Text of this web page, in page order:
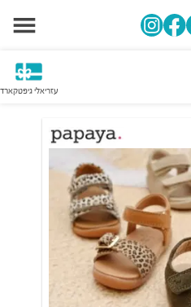
עזריאלי גיפטקארד